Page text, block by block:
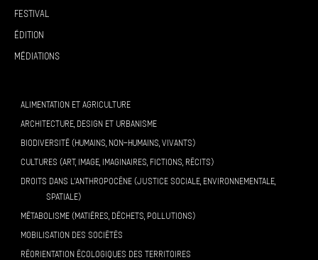
Festival
Édition
Médiations
ALIMENTATION ET AGRICULTURE
ARCHITECTURE, DESIGN ET URBANISME
BIODIVERSITÉ (HUMAINS, NON-HUMAINS, VIVANTS)
CULTURES (ART, IMAGE, IMAGINAIRES, FICTIONS, RÉCITS)
DROITS DANS L’ANTHROPOCÈNE (JUSTICE SOCIALE, ENVIRONNEMENTALE,
SPATIALE)
MÉTABOLISME (MATIÈRES, DÉCHETS, POLLUTIONS)
MOBILISATION DES SOCIÉTÉS
RÉORIENTATION ÉCOLOGIQUES DES TERRITOIRES